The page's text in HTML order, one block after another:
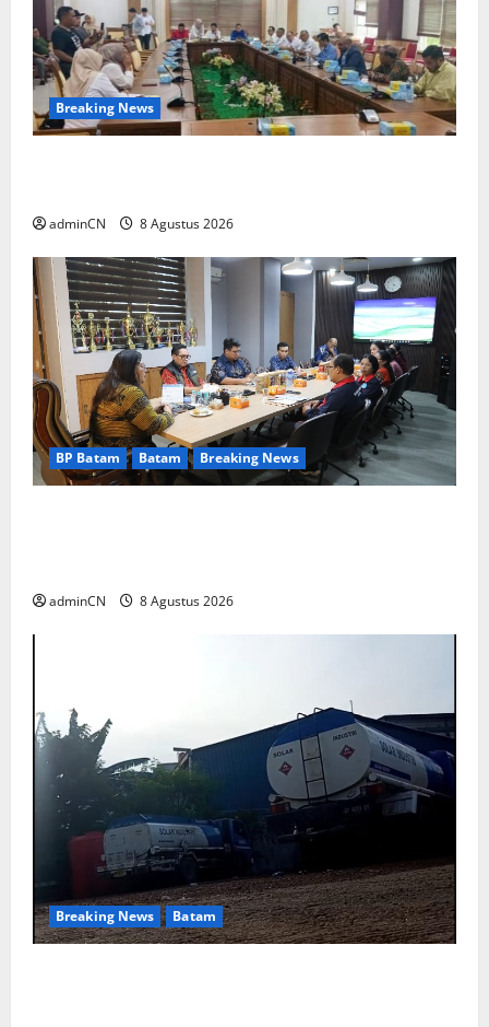
Breaking News
adminCN 8 Agustus 2026
BP Batam Batam Breaking News
adminCN 8 Agustus 2026
Breaking News Batam